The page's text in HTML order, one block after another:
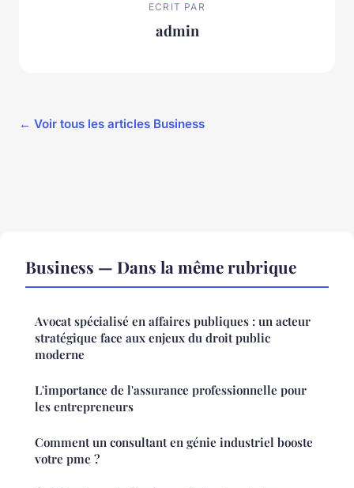
ECRIT PAR
admin
← Voir tous les articles Business
Business — Dans la même rubrique
Avocat spécialisé en affaires publiques : un acteur
stratégique face aux enjeux du droit public
moderne
L'importance de l'assurance professionnelle pour
les entrepreneurs
Comment un consultant en génie industriel booste
votre pme ?